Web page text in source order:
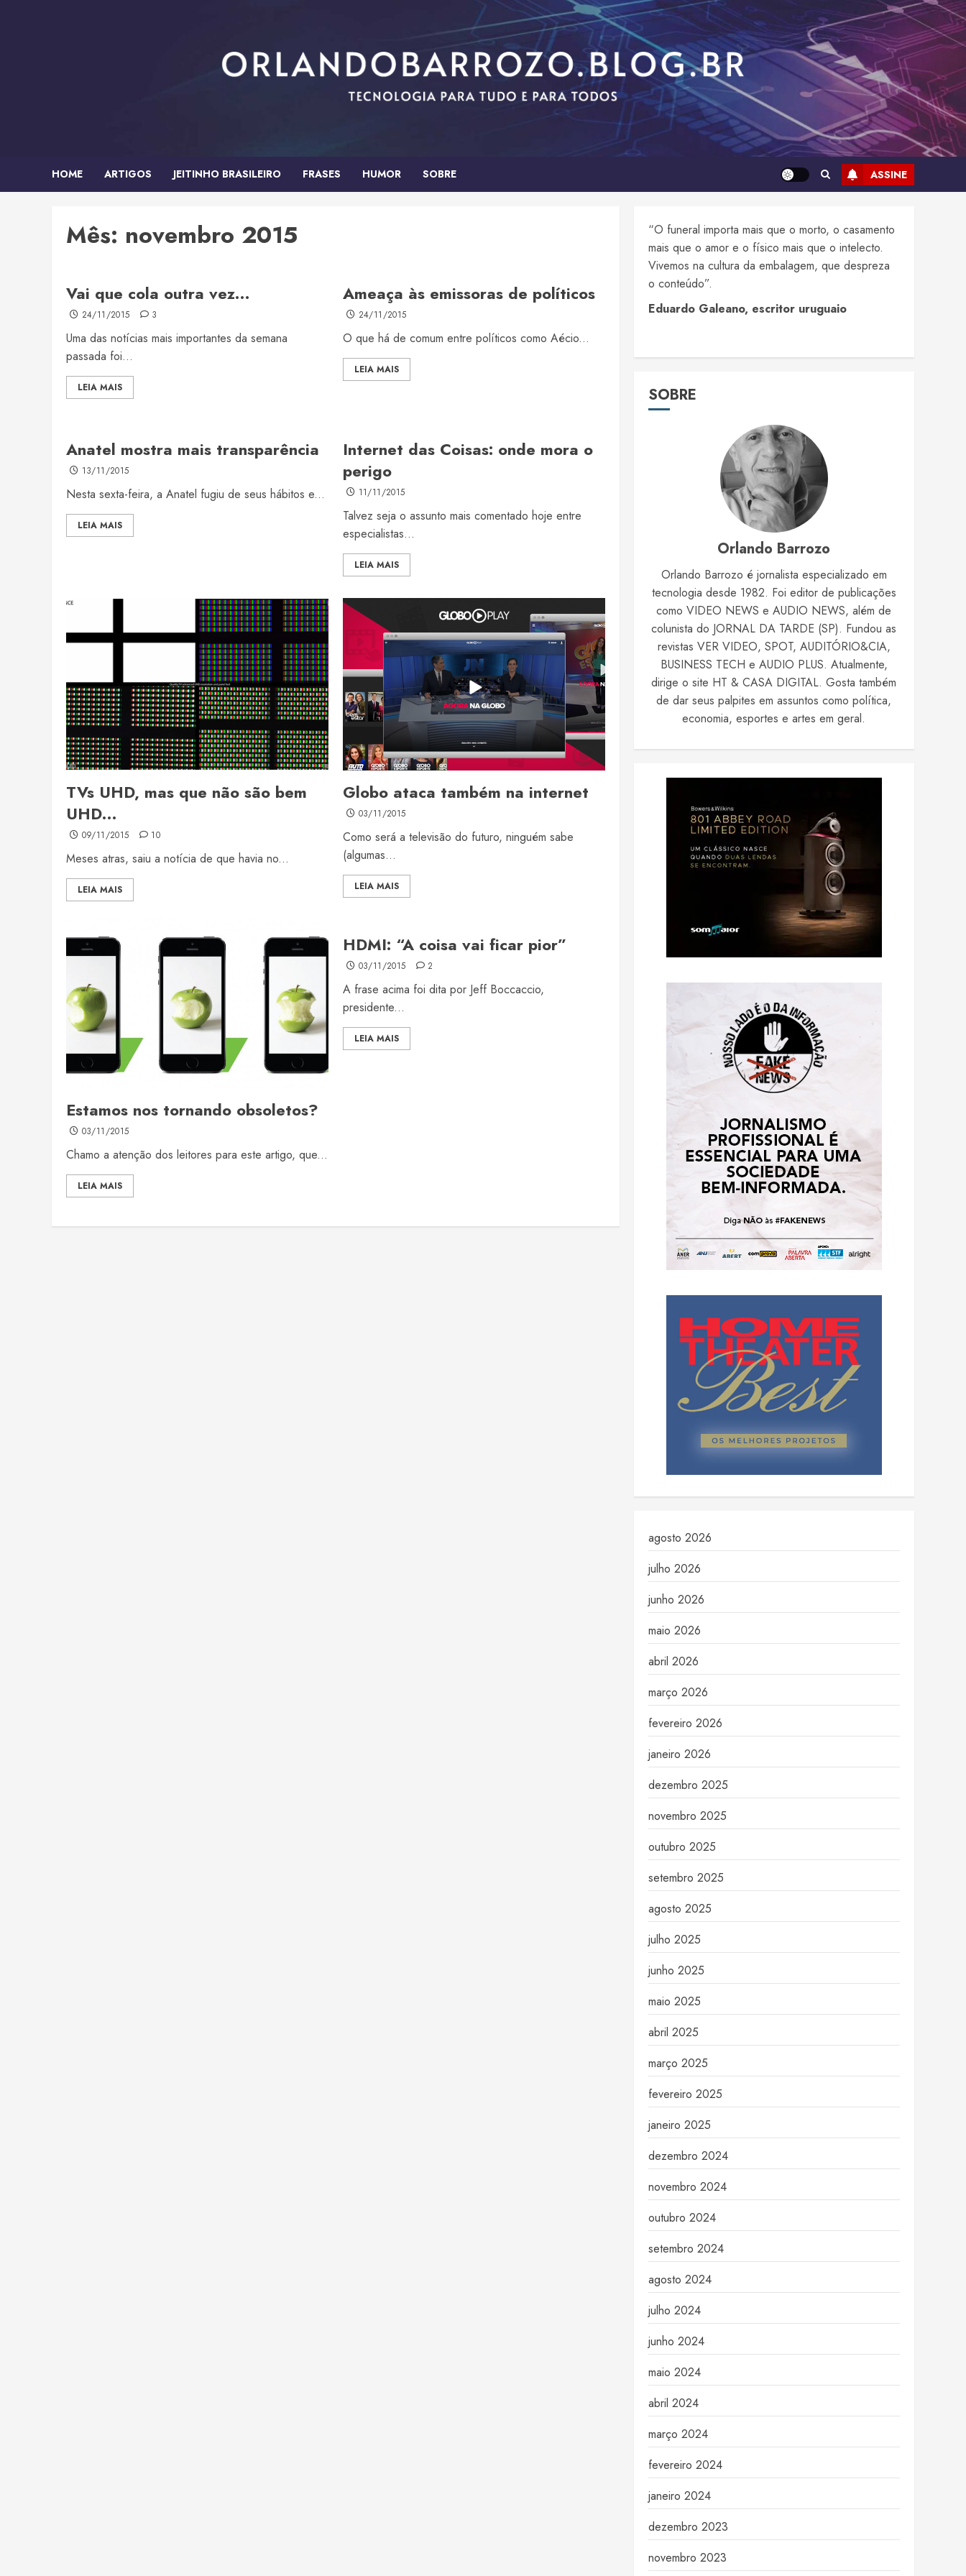
HOME ARTIGOS JEITINHO BRASILEIRO FRASES HUMOR SOBRE ASSINE
Mês: novembro 2015
Vai que cola outra vez…
24/11/2015 3
Uma das notícias mais importantes da semana
passada foi...
LEIA MAIS
Ameaça às emissoras de políticos
24/11/2015
O que há de comum entre políticos como Aécio...
LEIA MAIS
Anatel mostra mais transparência
13/11/2015
Nesta sexta-feira, a Anatel fugiu de seus hábitos e...
LEIA MAIS
Internet das Coisas: onde mora o
perigo
11/11/2015
Talvez seja o assunto mais comentado hoje entre
especialistas...
LEIA MAIS
TVs UHD, mas que não são bem
UHD…
09/11/2015 10
Meses atras, saiu a notícia de que havia no...
LEIA MAIS
Globo ataca também na internet
03/11/2015
Como será a televisão do futuro, ninguém sabe
(algumas...
LEIA MAIS
Estamos nos tornando obsoletos?
03/11/2015
Chamo a atenção dos leitores para este artigo, que...
LEIA MAIS
HDMI: “A coisa vai ficar pior”
03/11/2015 2
A frase acima foi dita por Jeff Boccaccio,
presidente...
LEIA MAIS
“O funeral importa mais que o morto, o casamento
mais que o amor e o físico mais que o intelecto.
Vivemos na cultura da embalagem, que despreza
o conteúdo”.
Eduardo Galeano, escritor uruguaio
SOBRE
Orlando Barrozo
Orlando Barrozo é jornalista especializado em
tecnologia desde 1982. Foi editor de publicações
como VIDEO NEWS e AUDIO NEWS, além de
colunista do JORNAL DA TARDE (SP). Fundou as
revistas VER VIDEO, SPOT, AUDITÓRIO&CIA,
BUSINESS TECH e AUDIO PLUS. Atualmente,
dirige o site HT & CASA DIGITAL. Gosta também
de dar seus palpites em assuntos como política,
economia, esportes e artes em geral.
agosto 2026
julho 2026
junho 2026
maio 2026
abril 2026
março 2026
fevereiro 2026
janeiro 2026
dezembro 2025
novembro 2025
outubro 2025
setembro 2025
agosto 2025
julho 2025
junho 2025
maio 2025
abril 2025
março 2025
fevereiro 2025
janeiro 2025
dezembro 2024
novembro 2024
outubro 2024
setembro 2024
agosto 2024
julho 2024
junho 2024
maio 2024
abril 2024
março 2024
fevereiro 2024
janeiro 2024
dezembro 2023
novembro 2023